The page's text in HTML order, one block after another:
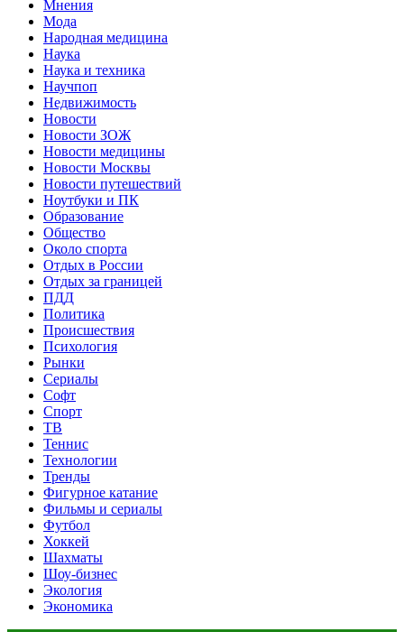
Мнения
Мода
Народная медицина
Наука
Наука и техника
Научпоп
Недвижимость
Новости
Новости ЗОЖ
Новости медицины
Новости Москвы
Новости путешествий
Ноутбуки и ПК
Образование
Общество
Около спорта
Отдых в России
Отдых за границей
ПДД
Политика
Происшествия
Психология
Рынки
Сериалы
Софт
Спорт
ТВ
Теннис
Технологии
Тренды
Фигурное катание
Фильмы и сериалы
Футбол
Хоккей
Шахматы
Шоу-бизнес
Экология
Экономика